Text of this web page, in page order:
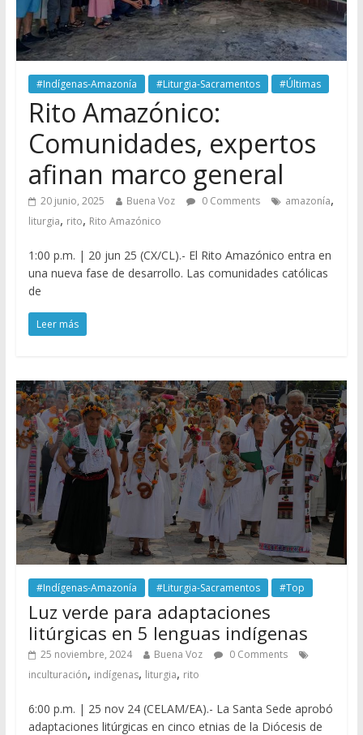
#Indígenas-Amazonía #Liturgia-Sacramentos #Últimas
Rito Amazónico:
Comunidades, expertos
afinan marco general
20 junio, 2025 Buena Voz 0 Comments amazonía,
liturgia, rito, Rito Amazónico
1:00 p.m. | 20 jun 25 (CX/CL).- El Rito Amazónico entra en
una nueva fase de desarrollo. Las comunidades católicas
de
Leer más
#Indígenas-Amazonía #Liturgia-Sacramentos #Top
Luz verde para adaptaciones
litúrgicas en 5 lenguas indígenas
25 noviembre, 2024 Buena Voz
0 Comments
inculturación, indígenas, liturgia, rito
6:00 p.m. | 25 nov 24 (CELAM/EA).- La Santa Sede aprobó
adaptaciones litúrgicas en cinco etnias de la Diócesis de